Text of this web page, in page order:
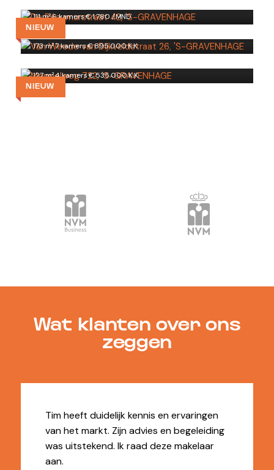
NIEUW
111 m²·6 kamers·€ 1.780 /MND
Van Weede van Dijkveldstraat 26
'S-GRAVENHAGE
173 m²·7 kamers·€ 895.000 K.K.
NIEUW
Meppelweg 722
'S-GRAVENHAGE
127 m²·4 kamers·€ 535.000 K.K.
Wat klanten over ons
zeggen
Tim heeft duidelijk kennis en ervaringen
van het markt. Zijn advies en begeleiding
was uitstekend. Ik raad deze makelaar
aan.